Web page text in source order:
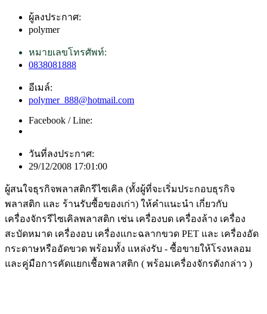
ผู้ลงประกาศ:
polymer
หมายเลขโทรศัพท์:
0838081888
อีเมล์:
polymer_888@hotmail.com
Facebook / Line:
วันที่ลงประกาศ:
29/12/2008 17:01:00
ผู้สนใจธุรกิจพลาสติกรีไซเคิล (ทั้งผู้ที่จะเริ่มประกอบธุรกิจ
พลาสติก และ ร้านรับซื้อของเก่า) ให้คำแนะนำ เกี่ยวกับ
เครื่องจักรรีไซเคิลพลาสติก เช่น เครื่องบด เครื่องล้าง เครื่อง
สะบัดหมาด เครื่องอบ เครื่องแกะฉลากขวด PET และ เครื่องอัด
กระดาษหรืออัดขวด พร้อมทั้ง แหล่งรับ - ซื้อขายให้โรงหลอม
และคู่มือการคัดแยกเชื้อพลาสติก ( พร้อมเครื่องจักรดังกล่าว )